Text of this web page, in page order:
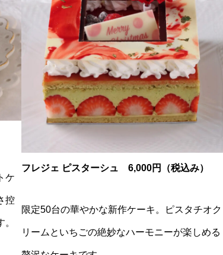
ケ
控
フレジェ ピスターシュ 6,000円（税込み）
限定50台の華やかな新作ケーキ。ピスタチオク
リームといちごの絶妙なハーモニーが楽しめる